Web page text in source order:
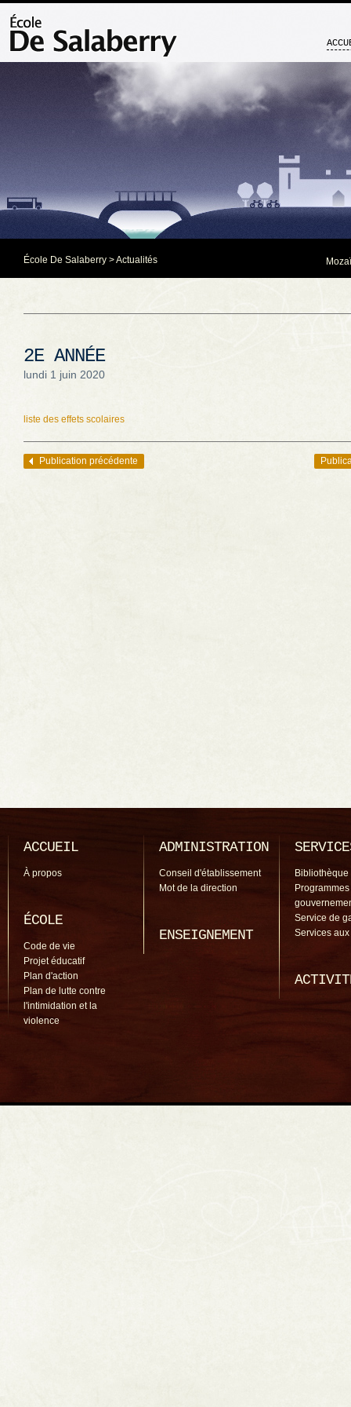
École De Salaberry >Actualités
2E ANNÉE
lundi 1 juin 2020
liste des effets scolaires
Navigation des articles
Publication précédente
ACCUEIL
À propos
ÉCOLE
Code de vie
Projet éducatif
Plan d'action
Plan de lutte contre
l'intimidation et la
violence
ADMINISTRATION
Conseil d'établissement
Mot de la direction
ENSEIGNEMENT
Bibliothèque
Programmes
Service de
Services